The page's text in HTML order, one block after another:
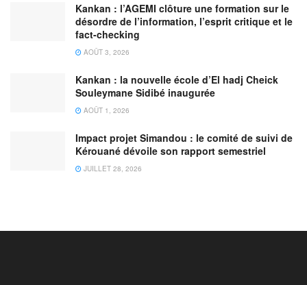
Kankan : l’AGEMI clôture une formation sur le
désordre de l’information, l’esprit critique et le
fact-checking
AOÛT 3, 2026
Kankan : la nouvelle école d’El hadj Cheick
Souleymane Sidibé inaugurée
AOÛT 1, 2026
Impact projet Simandou : le comité de suivi de
Kérouané dévoile son rapport semestriel
JUILLET 28, 2026